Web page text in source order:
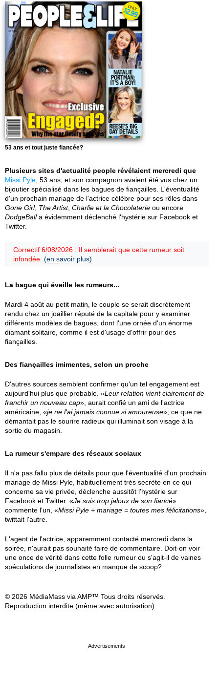
53 ans et tout juste fiancée?
Plusieurs sites d'actualité people révélaient mercredi que
Missi Pyle , 53 ans, et son compagnon avaient été vus chez un
bijoutier spécialisé dans les bagues de fiançailles. L'éventualité
d'un prochain mariage de l'actrice célèbre pour ses rôles dans
Gone Girl, The Artist, Charlie et la Chocolaterie ou encore
DodgeBalla évidemment déclenché l'hystérie sur Facebook et
Twitter.
Correctif 6/08/2026 : Il semblerait que cette rumeur soit
infondée. (en savoir plus)
La bague qui éveille les rumeurs...
Mardi 4 août au petit matin, le couple se serait discrètement
rendu chez un joaillier réputé de la capitale pour y examiner
différents modèles de bagues, dont l'une ornée d'un énorme
diamant solitaire, comme il est d'usage d'offrir pour des
fiançailles.
Des fiançailles imimentes, selon un proche
D'autres sources semblent confirmer qu'un tel engagement est
aujourd'hui plus que probable. «Leur relation vient clairement de
franchir un nouveau cap», aurait confié un ami de l'actrice
américaine, «je ne l'ai jamais connue si amoureuse»; ce que ne
démantait pas le sourire radieux qui illuminait son visage à la
sortie du magasin.
La rumeur s'empare des réseaux sociaux
Il n'a pas fallu plus de détails pour que l'éventualité d'un prochain
mariage de Missi Pyle, habituellement très secrète en ce qui
concerne sa vie privée, déclenche aussitôt l'hystérie sur
Facebook et Twitter. «Je suis trop jaloux de son fiancé»
commente l'un, «Missi Pyle + mariage = toutes mes félicitations»,
twittait l'autre.
L'agent de l'actrice, apparemment contacté mercredi dans la
soirée, n'aurait pas souhaité faire de commentaire. Doit-on voir
une once de vérité dans cette folle rumeur ou s'agit-il de vaines
spéculations de journalistes en manque de scoop?
© 2026 MédiaMass via AMP™ Tous droits réservés.
Reproduction interdite (même avec autorisation).